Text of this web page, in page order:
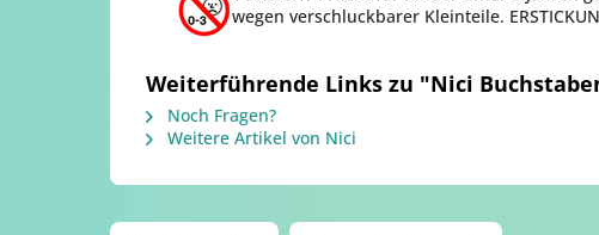
wegen verschluckbarer Kleinteile.
Weiterführende Links zu "Nici
Noch Fragen?
Weitere Artikel von Nici